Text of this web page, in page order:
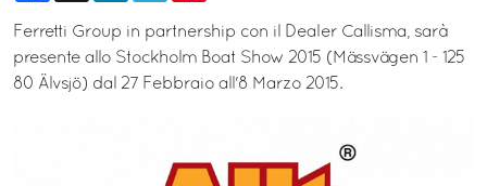
Ferretti Group in partnership con il Dealer Callisma, sarà
presente allo Stockholm Boat Show 2015 (Mässvägen 1 - 125
80 Älvsjö) dal 27 Febbraio all'8 Marzo 2015.